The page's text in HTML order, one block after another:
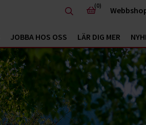
JOBBA HOS OSS LÄR DIG MER
(0)